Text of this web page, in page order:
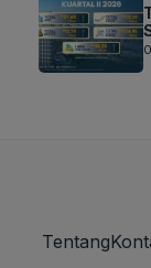
Tentang